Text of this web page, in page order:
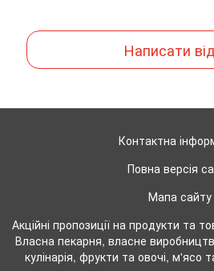
Написати
Контактна
Повна версія
Мапа сайту
Акційні пропозиції на продукти та
Власна пекарня, власне
кулінарія, фрукти та овочі, м'ясо